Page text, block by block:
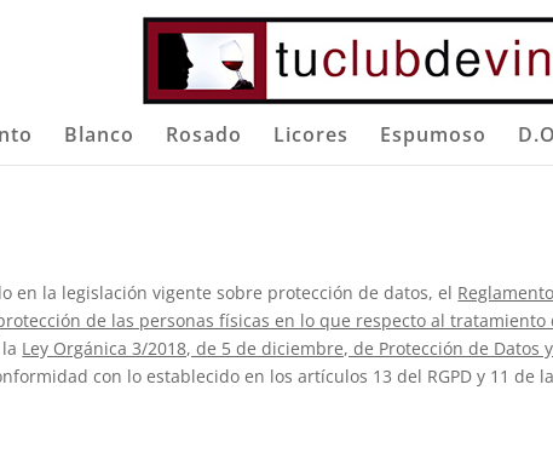
Blanco Rosado Licores Espumoso
en la legislación vigente sobre protección de datos, el
de las personas físicas en lo que respecto al
Ley Orgánica 3/2018, de 5 de diciembre, de Protección de
con lo establecido en los artículos 13 del RGPD y 11 de la